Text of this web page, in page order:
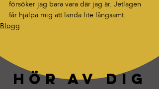
försöker jag bara vara där jag är. Jetlagen
får hjälpa mig att landa lite långsamt.
Blogg
HÖR AV DIG